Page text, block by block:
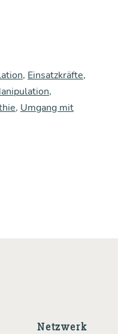
, Einsatzkräfte,
,
, Umgang mit
Netzwerk